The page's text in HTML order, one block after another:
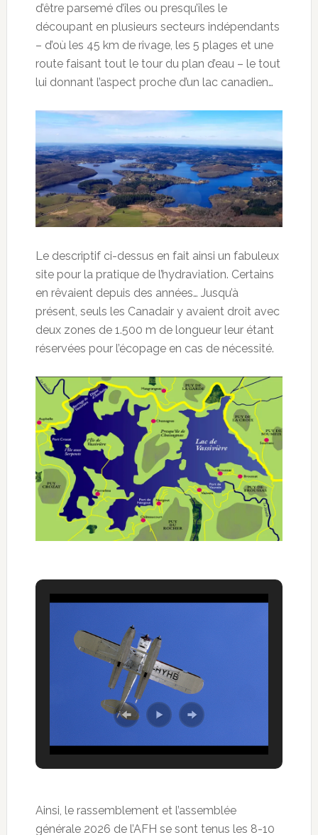
d’être parsemé d’îles ou presqu’îles le
découpant en plusieurs secteurs indépendants
– d’où les 45 km de rivage, les 5 plages et une
route faisant tout le tour du plan d’eau – le tout
lui donnant l’aspect proche d’un lac canadien…
Le descriptif ci-dessus en fait ainsi un fabuleux
site pour la pratique de l’hydraviation. Certains
en rêvaient depuis des années… Jusqu’à
présent, seuls les Canadair y avaient droit avec
deux zones de 1.500 m de longueur leur étant
réservées pour l’écopage en cas de nécessité.
Ainsi, le rassemblement et l’assemblée
générale 2026 de l’AFH se sont tenus les 8-10